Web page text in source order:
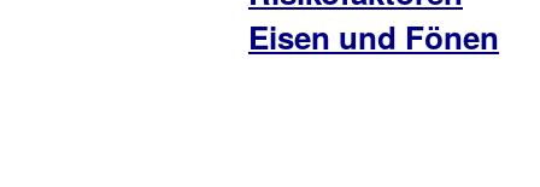
Eisen und Fönen